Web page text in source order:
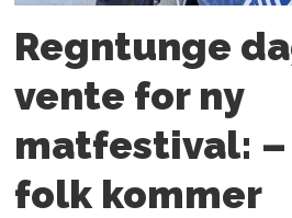
Regntunge
vente for ny
matfestival: –
folk kommer